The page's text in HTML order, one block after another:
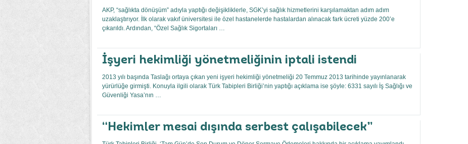
AKP, “sağlıkta dönüşüm” adıyla yaptığı değişikliklerle, SGK’yi sağlık hizmetlerini karşılamaktan adım adım
uzaklaştırıyor. İlk olarak vakıf üniversitesi ile özel hastanelerde hastalardan alınacak fark ücreti yüzde 200’e
çıkarıldı. Ardından, “Özel Sağlık Sigortaları …
İşyeri hekimliği yönetmeliğinin iptali istendi
2013 yılı başında Taslağı ortaya çıkan yeni işyeri hekimliği yönetmeliği 20 Temmuz 2013 tarihinde yayınlanarak
yürürlüğe girmişti. Konuyla ilgili olarak Türk Tabipleri Birliği’nin yaptığı açıklama ise şöyle: 6331 sayılı İş Sağlığı ve
Güvenliği Yasa’nın …
“Hekimler mesai dışında serbest çalışabilecek”